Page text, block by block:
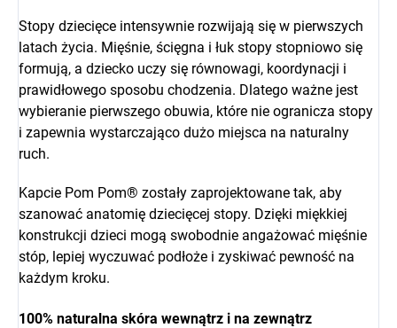
Stopy dziecięce intensywnie rozwijają się w pierwszych
latach życia. Mięśnie, ścięgna i łuk stopy stopniowo się
formują, a dziecko uczy się równowagi, koordynacji i
prawidłowego sposobu chodzenia. Dlatego ważne jest
wybieranie pierwszego obuwia, które nie ogranicza stopy
i zapewnia wystarczająco dużo miejsca na naturalny
ruch.
Kapcie Pom Pom® zostały zaprojektowane tak, aby
szanować anatomię dziecięcej stopy. Dzięki miękkiej
konstrukcji dzieci mogą swobodnie angażować mięśnie
stóp, lepiej wyczuwać podłoże i zyskiwać pewność na
każdym kroku.
100% naturalna skóra wewnątrz i na zewnątrz